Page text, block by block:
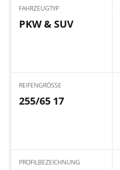
FAHRZEUGTYP
PKW & SUV
REIFENGRÖSSE
255/65 17
PROFILBEZEICHNUNG